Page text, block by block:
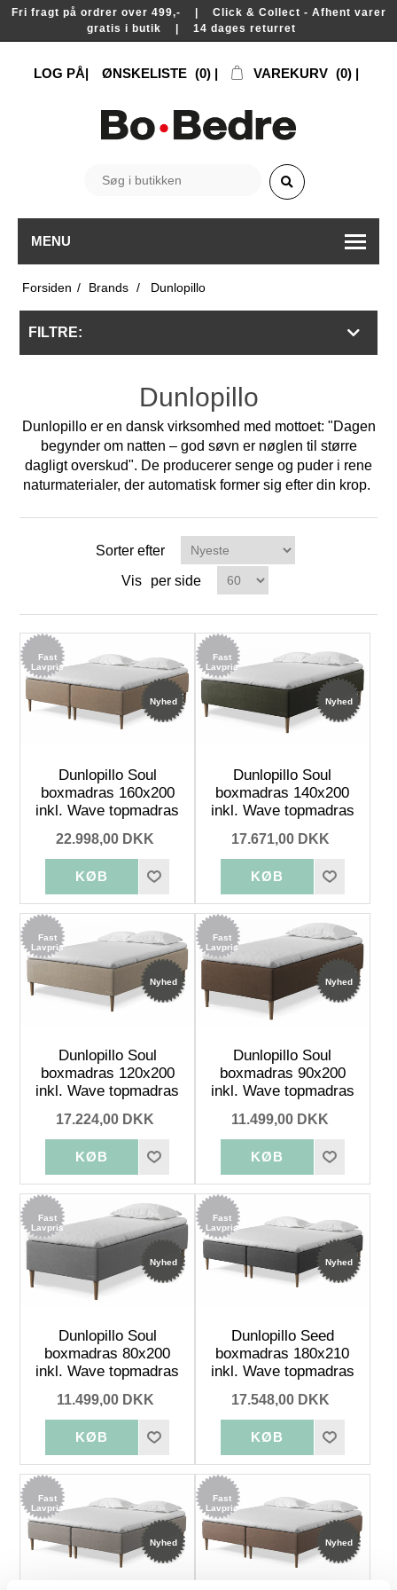
Fri fragt på ordrer over 499,- | Click & Collect - Afhent varer
gratis i butik | 14 dages returret
LOG PÅ ØNSKELISTE (0) VAREKURV (0)
MENU
Forsiden / Brands / Dunlopillo
FILTRE:
Dunlopillo
Dunlopillo er en dansk virksomhed med mottoet: "Dagen
begynder om natten – god søvn er nøglen til større
dagligt overskud". De producerer senge og puder i rene
naturmaterialer, der automatisk former sig efter din krop.
Sorter efter
Vis
per side
Nyhed
Fast
Lavpris
Dunlopillo Soul
boxmadras 160x200
inkl. Wave topmadras
22.998,00 DKK
Nyhed
Fast
Lavpris
Dunlopillo Soul
boxmadras 140x200
inkl. Wave topmadras
17.671,00 DKK
Nyhed
Fast
Lavpris
Dunlopillo Soul
boxmadras 120x200
inkl. Wave topmadras
17.224,00 DKK
Nyhed
Fast
Lavpris
Dunlopillo Soul
boxmadras 90x200
inkl. Wave topmadras
11.499,00 DKK
Nyhed
Fast
Lavpris
Dunlopillo Soul
boxmadras 80x200
inkl. Wave topmadras
11.499,00 DKK
Nyhed
Fast
Lavpris
Dunlopillo Seed
boxmadras 180x210
inkl. Wave topmadras
17.548,00 DKK
Nyhed
Fast
Lavpris
Nyhed
Fast
Lavpris